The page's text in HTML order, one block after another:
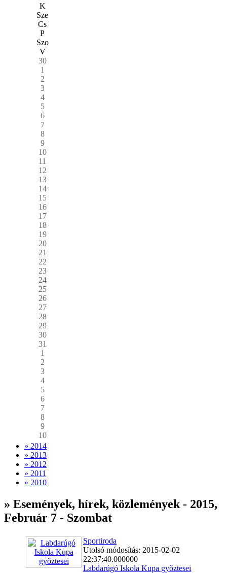
K
Sze
Cs
P
Szo
V
30
1
2
3
4
5
6
7
8
9
10
11
12
13
14
15
16
17
18
19
20
21
22
23
24
25
26
27
28
29
30
31
1
2
3
4
5
6
7
8
9
10
» 2014
» 2013
» 2012
» 2011
» 2010
» Események, hírek, közlemények - 2015,
Február 7 - Szombat
Sportiroda
Utolsó módosítás: 2015-02-02
22:37:40.000000
Labdarúgó Iskola Kupa gyõztesei